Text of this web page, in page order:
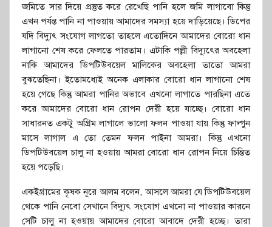
জমিতে সার দিয়ে প্রস্তুত করে রেখেছি পানি হলে জমি লাগাবো কিন্তু
এখন পর্যন্ত পানি না পাওয়ায় আমাদের সমস্যা হয়ে দাড়িয়েছে। ডিপের
যদি বিদ্যুৎ সংযোগ লাগতো তাহলে এতোদিনে আমাদের বোরো ধান
লাগানো শেষ করে ফেলতে পারতাম। এটাকি পল্লী বিদ্যুৎের অবহেলা
নাকি আমাদের ডিপটিউবয়েল মালিকের অবহেলা তাতো আমরা
বুঝতেছিনা। ইতোমধ্যেই অনেক এলাকার বোরো ধান লাগানো শেষ
হয়ে গেছে কিন্তু আমরা পানির অভাবে এখনো লাগাতে পারছিনা এতে
করে আমাদের বোরো ধান রোপন দেরী হয়ে যাচ্ছে। বোরো ধান
সাধারনত একটু অগ্রিম লাগালে ভালো ফলন পাওয়া যায় কিন্তু ফাল্গুন
মাসে লাগাল এ তো তেমন ফলন পাইনা আমরা। কিন্তু এখনো
ডিপটিউবয়েল চালু না হওয়ায় আমরা বোরো ধান রোপন নিয়ে চিন্তিত
হয়ে পড়েছি।
একইগ্রামের কৃষক নূরে আলম বলেন, আসলে আমরা যে ডিপটিউবয়েল
থেকে পানি নেবো সেখানে বিদ্যুৎ সংযোগ এখনো না পাওয়ার কারনে
সেটি চালু না হওয়ায় আমাদের বোরো আবাদে দেরী হচ্ছে। তারা